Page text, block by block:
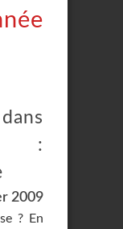
:
2009
? En